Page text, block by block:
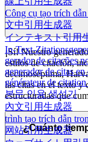
Công cụ tạo trích
文中引用生成器
インテキスト引用
In-Text-
gerador de citações
generador de citas en
générateur de
본문 인용 생성기
內文引用生成器
trình tạo trích dẫn
网站引用生成器
¡Sí! Nuestro
estilos de citación,
decimoséptima,
las citas en el texto y
estructuradas que
¿Cuánto